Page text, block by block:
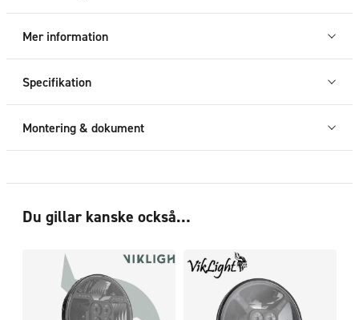
TGE
2017+
mängd
Mer information
Specifikation
Montering & dokument
Du gillar kanske också…